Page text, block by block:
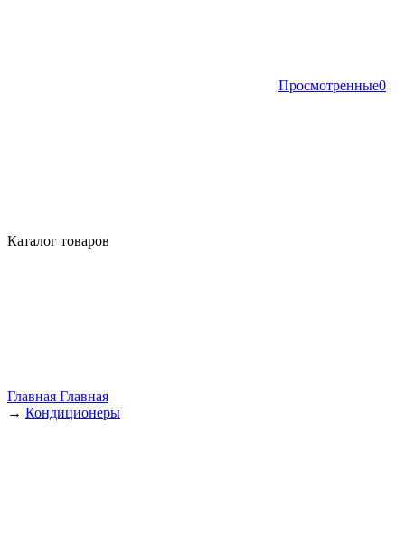
Просмотренные0
Каталог товаров
Главная Главная
→ Кондиционеры